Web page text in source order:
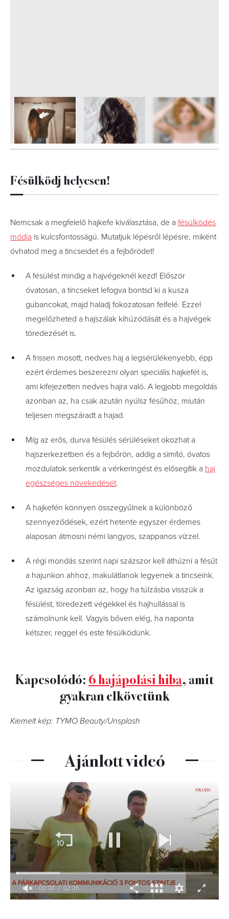
Fésülködj helyesen!
Nemcsak a megfelelő hajkefe kiválasztása, de a fésülködés
módja is kulcsfontosságú. Mutatjuk lépésről lépésre, miként
óvhatod meg a tincseidet és a fejbőrödet!
A fésülést mindig a hajvégeknél kezd! Először
óvatosan, a tincseket lefogva bontsd ki a kusza
gubancokat, majd haladj fokozatosan felfelé. Ezzel
megelőzheted a hajszálak kihúzódását és a hajvégek
töredezését is.
A frissen mosott, nedves haj a legsérülékenyebb, épp
ezért érdemes beszerezni olyan speciális hajkefét is,
ami kifejezetten nedves hajra való. A legjobb megoldás
azonban az, ha csak azután nyúlsz fésűhöz, miután
teljesen megszáradt a hajad.
Míg az erős, durva fésülés sérüléseket okozhat a
hajszerkezetben és a fejbőrön, addig a simító, óvatos
mozdulatok serkentik a vérkeringést és elősegítik a haj
egészséges növekedését.
A hajkefén könnyen összegyűlnek a különböző
szennyeződések, ezért hetente egyszer érdemes
alaposan átmosni némi langyos, szappanos vízzel.
A régi mondás szerint napi százszor kell áthúzni a fésűt
a hajunkon ahhoz, makulátlanok legyenek a tincseink.
Az igazság azonban az, hogy ha túlzásba visszük a
fésülést, töredezett végekkel és hajhullással is
számolnunk kell. Vagyis bőven elég, ha naponta
kétszer, reggel és este fésülködünk.
Kapcsolódó:6 hajápolási hiba, amit
gyakran elkövetünk
Kiemelt kép: TYMO Beauty/Unsplash
Ajánlott videó
00:01 02:06